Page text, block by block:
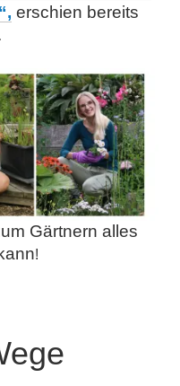
erschien bereits
Gärtnern alles
!